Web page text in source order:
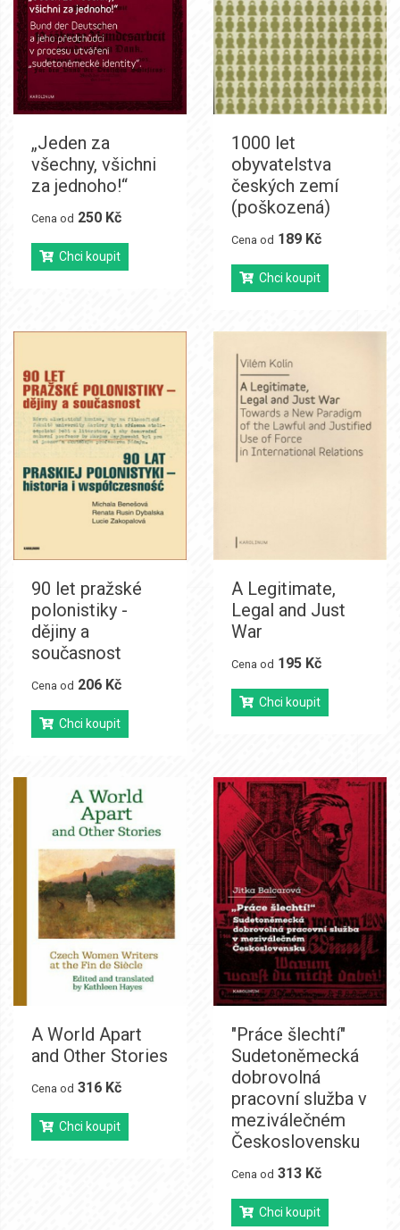
„Jeden za
všechny, všichni
za jednoho!“
Cena od 250 Kč
Chci koupit
1000 let
obyvatelstva
českých zemí
(poškozená)
Cena od 189 Kč
Chci koupit
90 let pražské
polonistiky -
dějiny a
současnost
Cena od 206 Kč
Chci koupit
A Legitimate,
Legal and Just
War
Cena od 195 Kč
Chci koupit
A World Apart
and Other Stories
Cena od 316 Kč
Chci koupit
"Práce šlechtí"
Sudetoněmecká
dobrovolná
pracovní služba v
meziválečném
Československu
Cena od 313 Kč
Chci koupit